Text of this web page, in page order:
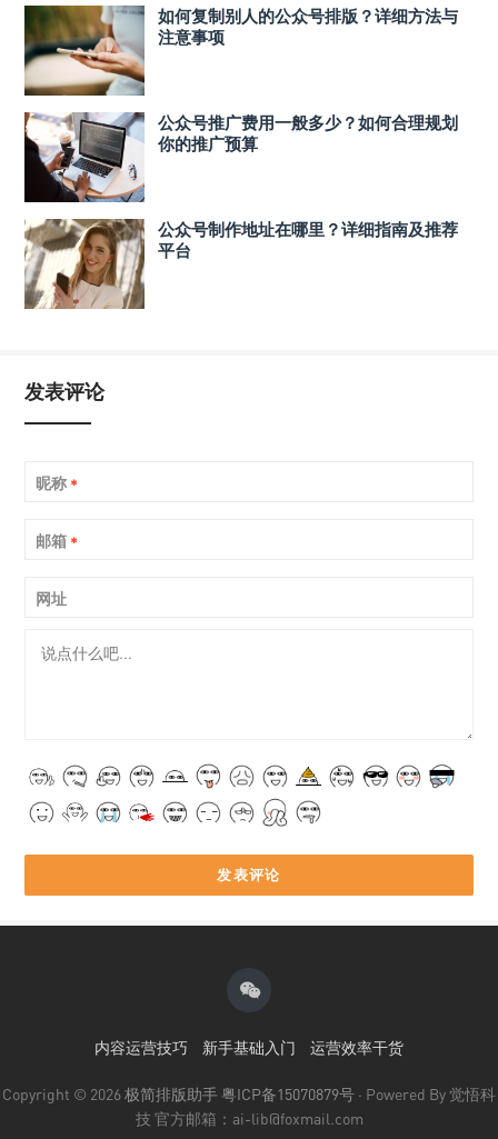
如何复制别人的公众号排版？详细方法与
注意事项
公众号推广费用一般多少？如何合理规划
你的推广预算
公众号制作地址在哪里？详细指南及推荐
平台
发表评论
昵称 *
邮箱 *
网址
内容运营技巧 新手基础入门 运营效率干货
Copyright © 2026极简排版助手粤ICP备15070879号 · Powered By 觉悟科
技 官方邮箱：ai-lib@foxmail.com